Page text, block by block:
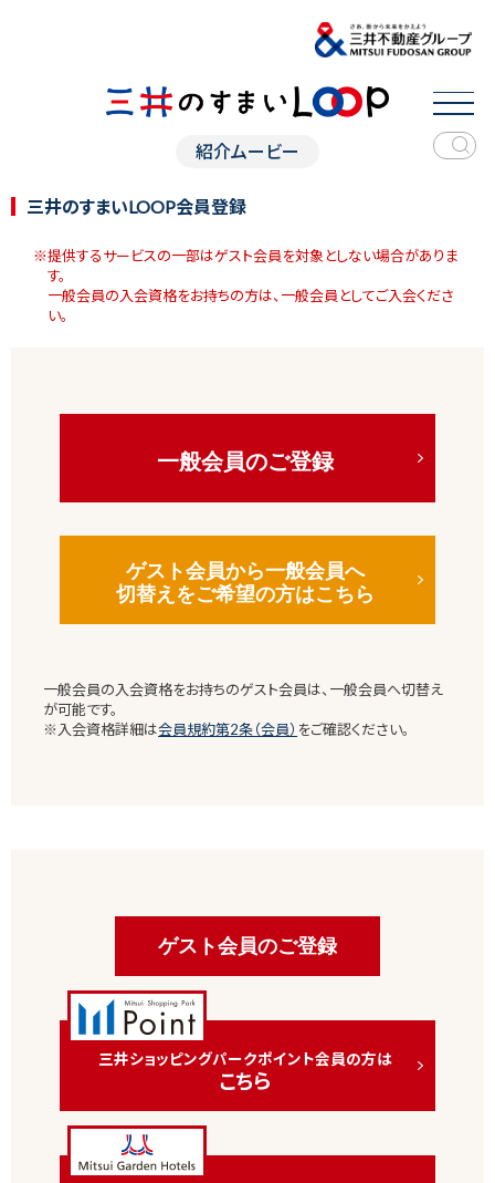
紹介ムービー
三井のすまいLOOP会員登録
※提供するサービスの一部はゲスト会員を対象としない場合がありま
す。
一般会員の入会資格をお持ちの方は、一般会員としてご入会くださ
い。
一般会員のご登録
ゲスト会員から一般会員へ
切替えをご希望の方はこちら
一般会員の入会資格をお持ちのゲスト会員は、一般会員へ切替え
が可能です。
※入会資格詳細は会員規約第2条（会員） をご確認ください。
ゲスト会員のご登録
三井ショッピングパークポイント会員の方は
こちら